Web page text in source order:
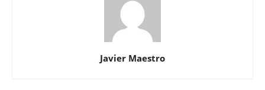
Javier Maestro